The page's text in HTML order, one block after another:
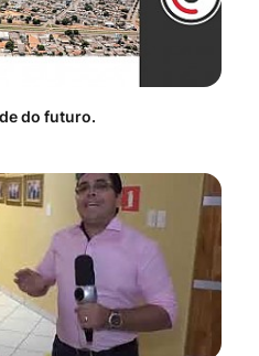
do futuro.